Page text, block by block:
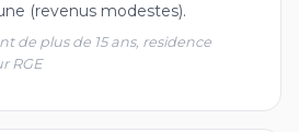
(revenus modestes).
de plus de 15 ans, residence
RGE